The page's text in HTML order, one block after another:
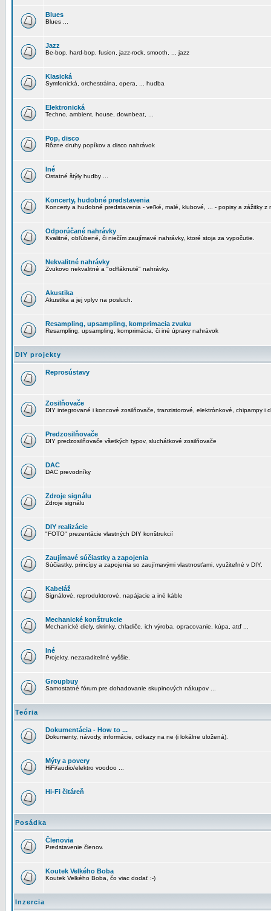
Blues
Blues ...
Jazz
Be-bop, hard-bop, fusion, jazz-rock, smooth, ... jazz
Klasická
Symfonická, orchestrálna, opera, ... hudba
Elektronická
Techno, ambient, house, downbeat, ...
Pop, disco
Rôzne druhy popíkov a disco nahrávok
Iné
Ostatné štýly hudby ...
Koncerty, hudobné predstavenia
Koncerty a hudobné predstavenia - veľké, malé, klubové, ... - popisy a zážitky z
Odporúčané nahrávky
Kvalitné, obľúbené, či niečím zaujímavé nahrávky, ktoré stoja za vypočutie.
Nekvalitné nahrávky
Zvukovo nekvalitné a "odfláknuté" nahrávky.
Akustika
Akustika a jej vplyv na posluch.
Resampling, upsampling, komprimacia zvuku
Resampling, upsampling, komprimácia, či iné úpravy nahrávok
DIY projekty
Reprosústavy
Zosilňovače
DIY integrované i koncové zosilňovače, tranzistorové, elektrónkové, chipampy i
Predzosilňovače
DIY predzosilňovače všetkých typov, sluchátkové zosilňovače
DAC
DAC prevodníky
Zdroje signálu
Zdroje signálu
DIY realizácie
"FOTO" prezentácie vlastných DIY konštrukcií
Zaujímavé súčiastky a zapojenia
Súčiastky, princípy a zapojenia so zaujímavými vlastnosťami, využiteľné v DIY.
Kabeláž
Signálové, reproduktorové, napájacie a iné káble
Mechanické konštrukcie
Mechanické diely, skrinky, chladiče, ich výroba, opracovanie, kúpa, atď ...
Iné
Projekty, nezaraditeľné vyššie.
Groupbuy
Samostatné fórum pre dohadovanie skupinových nákupov ...
Teória
Dokumentácia - How to ...
Dokumenty, návody, informácie, odkazy na ne (i lokálne uložená).
Mýty a povery
HiFi/audio/elektro voodoo ...
Hi-Fi čitáreň
Posádka
Členovia
Predstavenie členov.
Koutek Velkého Boba
Koutek Velkého Boba, čo viac dodať :-)
Inzercia